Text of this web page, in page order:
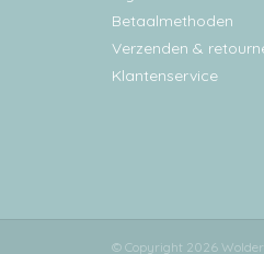
Betaalmethoden
Verzenden &
Klantenservice
© Copyright 2026